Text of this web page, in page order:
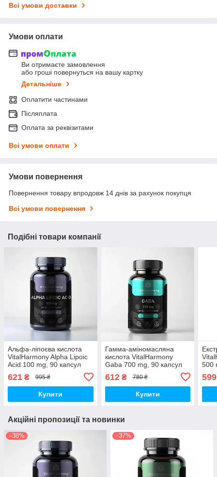
Всі умови доставки
Умови оплати
Ви отримаєте замовлення
або гроші повернуться на вашу картку
Детальніше
Оплатити частинами
Післяплата
Оплата за реквізитами
Всі умови оплати
Умови повернення
Повернення товару впродовж 14 днів за рахунок покупця
Всі умови повернення
Подібні товари компанії
Альфа-ліпоєва кислота
VitalHarmony Alpha Lipoic
Acid 100 mg, 90 капсул
захисту
621 ₴ 995 ₴
Купити
Гамма-аміномасляна
кислота VitalHarmony
Gaba 700 mg, 90 капсул
зниження стресу
612₴ 780 ₴
Купити
500
599
Акційні пропозиції та новинки
–38% –37%